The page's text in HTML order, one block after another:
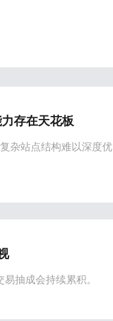
存在天花板
杂站点结构难以深度优
抽成会持续累积。